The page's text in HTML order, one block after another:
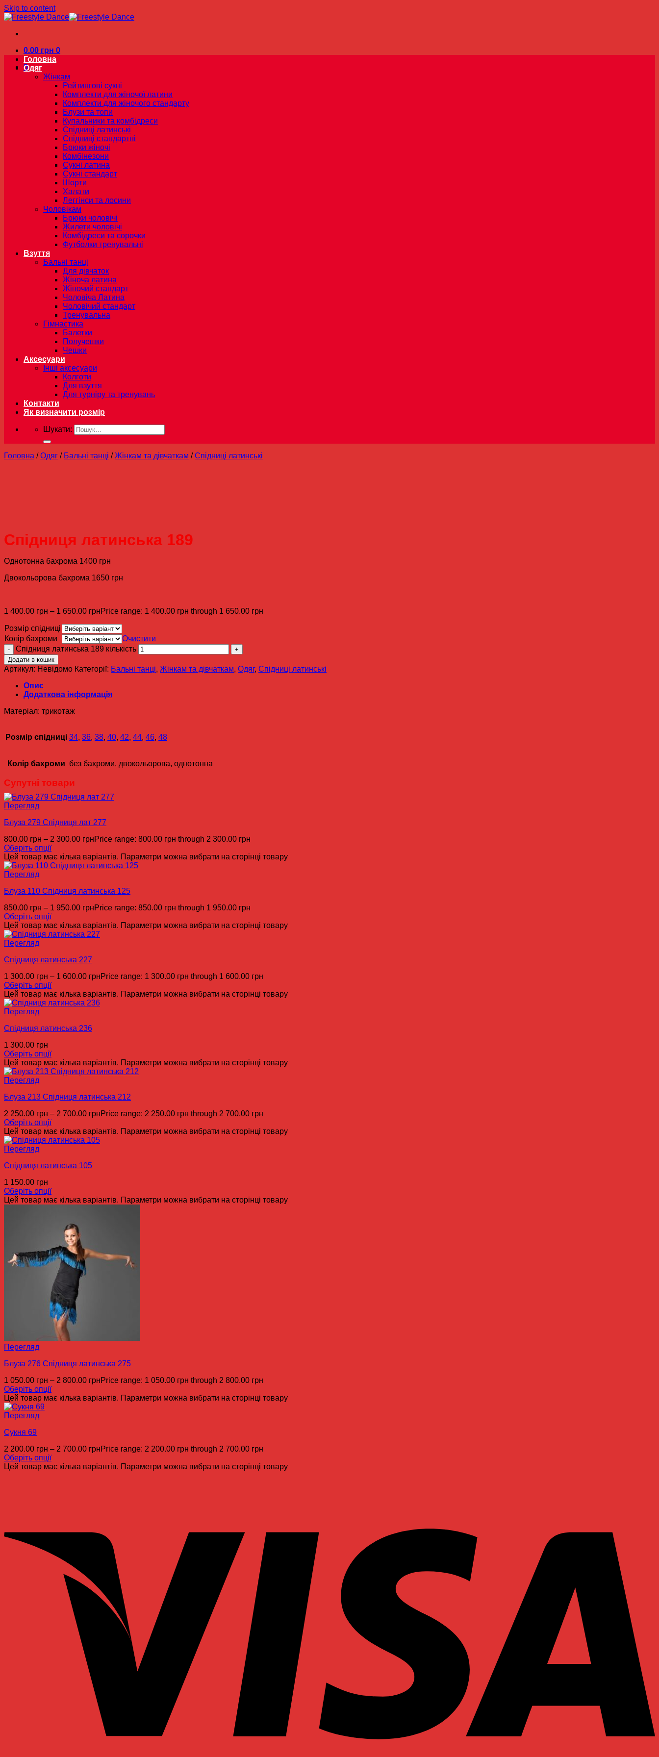
Skip to content
0.00 грн 0
0
Головна
Одяг
Жінкам
Рейтингові сукні
Комплекти для жіночої латини
Комплекти для жіночого стандарту
Блузи та топи
Купальники та комбідреси
Спідниці латинські
Спідниці стандартні
Брюки жіночі
Комбінезони
Сукні латина
Сукні стандарт
Шорти
Халати
Леггінси та лосини
Чоловікам
Брюки чоловічі
Жилети чоловічі
Комбідреси та сорочки
Футболки тренувальні
Взуття
Бальні танці
Для дівчаток
Жіноча латина
Жіночий стандарт
Чоловіча Латина
Чоловічий стандарт
Тренувальна
Гімнастика
Балетки
Получешки
Чешки
Аксесуари
Інші аксесуари
Колготи
Для взуття
Для турніру та тренувань
Контакти
Як визначити розмір
Шукати:
Головна / Одяг / Бальні танці / Жінкам та дівчаткам / Спідниці латинські
Спідниця латинська 189
Однотонна бахрома 1400 грн
Двокольорова бахрома 1650 грн
1 400.00 грн – 1 650.00 грнPrice range: 1 400.00 грн through 1 650.00 грн
Розмір спідниці
Колір бахроми
Очистити
Спідниця латинська 189 кількість
Додати в кошик
Артикул: Невідомо Категорії: Бальні танці, Жінкам та дівчаткам, Одяг, Спідниці латинські
Опис
Додаткова інформація
Матеріал: трикотаж
Розмір спідниці 34, 36, 38, 40, 42, 44, 46, 48
Колір бахроми без бахроми, двокольорова, однотонна
Супутні товари
Перегляд
Блуза 279 Спідниця лат 277
800.00 грн – 2 300.00 грнPrice range: 800.00 грн through 2 300.00 грн
Оберіть опції
Цей товар має кілька варіантів. Параметри можна вибрати на сторінці товару
Перегляд
Блуза 110 Спідниця латинська 125
850.00 грн – 1 950.00 грнPrice range: 850.00 грн through 1 950.00 грн
Оберіть опції
Цей товар має кілька варіантів. Параметри можна вибрати на сторінці товару
Перегляд
Спідниця латинська 227
1 300.00 грн – 1 600.00 грнPrice range: 1 300.00 грн through 1 600.00 грн
Оберіть опції
Цей товар має кілька варіантів. Параметри можна вибрати на сторінці товару
Перегляд
Спідниця латинська 236
1 300.00 грн
Оберіть опції
Цей товар має кілька варіантів. Параметри можна вибрати на сторінці товару
Перегляд
Блуза 213 Спідниця латинська 212
2 250.00 грн – 2 700.00 грнPrice range: 2 250.00 грн through 2 700.00 грн
Оберіть опції
Цей товар має кілька варіантів. Параметри можна вибрати на сторінці товару
Перегляд
Спідниця латинська 105
1 150.00 грн
Оберіть опції
Цей товар має кілька варіантів. Параметри можна вибрати на сторінці товару
Перегляд
Блуза 276 Спідниця латинська 275
1 050.00 грн – 2 800.00 грнPrice range: 1 050.00 грн through 2 800.00 грн
Оберіть опції
Цей товар має кілька варіантів. Параметри можна вибрати на сторінці товару
Перегляд
Сукня 69
2 200.00 грн – 2 700.00 грнPrice range: 2 200.00 грн through 2 700.00 грн
Оберіть опції
Цей товар має кілька варіантів. Параметри можна вибрати на сторінці товару